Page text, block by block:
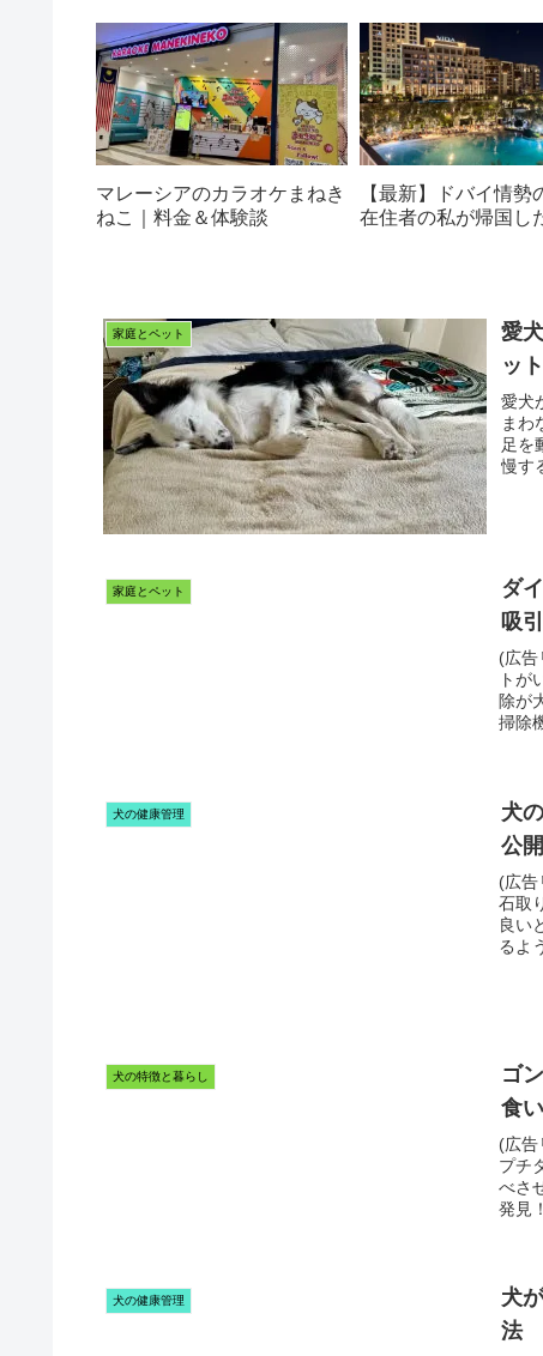
マレーシアのカラオケまねき
ねこ｜料金＆体験談
【最新】ドバイ情勢
在住者の私が帰国し
家庭とペット
愛
ッ
愛犬
まわ
足を
慢す
家庭とペット
ダ
吸引
(広告
トが
除が
掃除
犬の健康管理
犬
公開
(広告
石取
良い
るよ
犬の特徴と暮らし
ゴ
食
(広告
プチ
べさ
発見
犬の健康管理
犬
法